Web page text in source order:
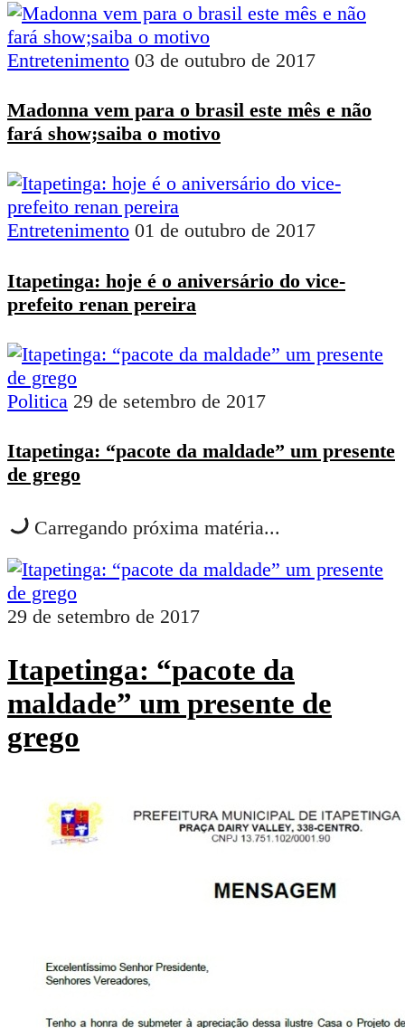
Entretenimento 03 de outubro de 2017
Madonna vem para o brasil este mês e não
fará show;saiba o motivo
Entretenimento 01 de outubro de 2017
Itapetinga: hoje é o aniversário do vice-
prefeito renan pereira
Politica 29 de setembro de 2017
Itapetinga: “pacote da maldade” um presente
de grego
Carregando próxima matéria...
29 de setembro de 2017
Itapetinga: “pacote da
maldade” um presente de
grego